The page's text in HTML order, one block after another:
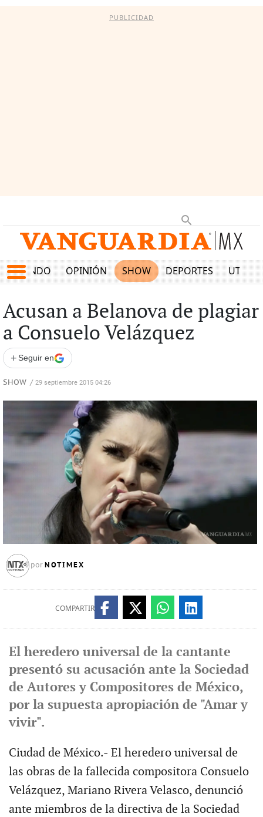
PUBLICIDAD
MUNDO OPINIÓN SHOW DEPORTES
Acusan a Belanova de plagiar
a Consuelo Velázquez
+ Seguir en
SHOW / 29 septiembre 2015 04:26
por NOTIMEX
COMPARTIR
El heredero universal de la cantante
presentó su acusación ante la Sociedad
de Autores y Compositores de México,
por la supuesta apropiación de "Amar y
vivir".
Ciudad de México.- El heredero universal de
las obras de la fallecida compositora Consuelo
Velázquez, Mariano Rivera Velasco, denunció
ante miembros de la directiva de la Sociedad